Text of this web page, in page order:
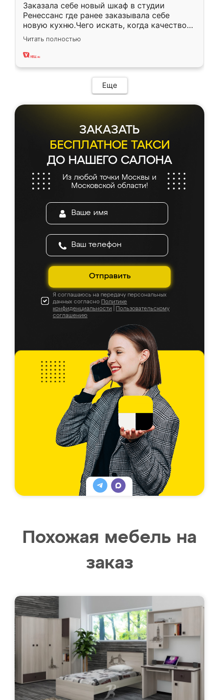
Заказала себе новый шкаф в студии
Ренессанс где ранее заказывала себе
новую кухню.Чего искать, когда качеством
вполне довольна. Служит кухня уже почти
два года, нареканий нет.
Читать полностью
Еще
ЗАКАЗАТЬ
БЕСПЛАТНОЕ ТАКСИ
ДО НАШЕГО САЛОНА
Из любой точки Москвы и
Московской области!
Отправить
Я соглашаюсь на передачу персональных
данных согласно Политике
конфиденциальности
Пользовательскому
соглашению
Похожая мебель на
заказ